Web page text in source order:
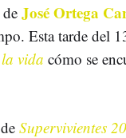
José Ortega
Esta tarde del
vida cómo se
Supervivientes